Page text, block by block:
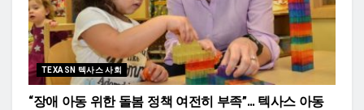
TEXASN 텍사스 사회
“장애 아동 위한 돌봄 정책 여전히 부족”… 텍사스 아동